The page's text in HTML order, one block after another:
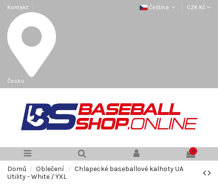
Kontakt
Česko
Čeština CZK Kč
0
Domů Oblečení
Chlapecké baseballové kalhoty UA
Utility - White / YXL